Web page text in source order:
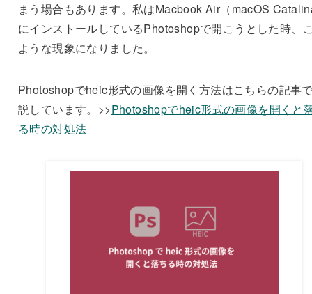
まう場合もあります。私はMacbook Air（macOS
にインストールしているPhotoshopで開こうとした時、
ような現象になりました。
Photoshopでheic形式の画像を開く方法はこちらの記事
説しています。>>Photoshopでheic形式の画像を開くと
る時の対処法